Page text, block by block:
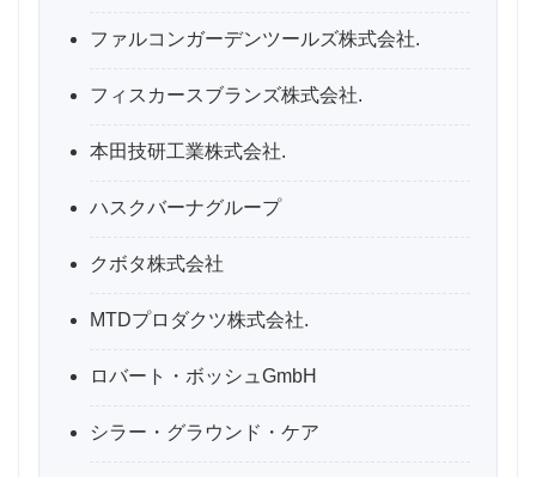
ファルコンガーデンツールズ株式会社.
フィスカースブランズ株式会社.
本田技研工業株式会社.
ハスクバーナグループ
クボタ株式会社
MTDプロダクツ株式会社.
ロバート・ボッシュGmbH
シラー・グラウンド・ケア